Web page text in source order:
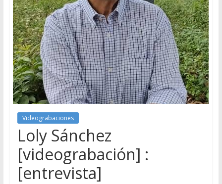
Videograbaciones
Loly Sánchez
[videograbación] :
[entrevista]